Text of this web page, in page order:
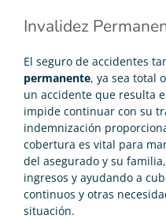
Invalidez
El seguro de accidentes
permanente, ya sea total
un accidente que resulta
impide continuar con su
indemnización
cobertura es vital para
del asegurado y su
ingresos y ayudando a
continuos y otras
situación.